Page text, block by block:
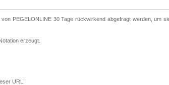
PEGELONLINE 30 Tage rückwirkend abgefragt werden, um
erzeugt.
URL: